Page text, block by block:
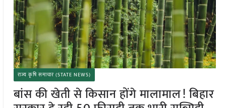
राज्य कृषि समाचार (STATE NEWS)
बांस की खेती से किसान होंगे मालामाल! बिहार